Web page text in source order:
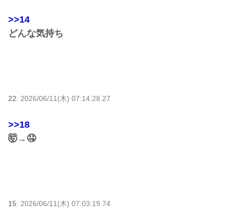
>>14
どんな気持ち
22: 2026/06/11(木) 07:14:28.27
>>18
🤯→🤤
15: 2026/06/11(木) 07:03:19.74